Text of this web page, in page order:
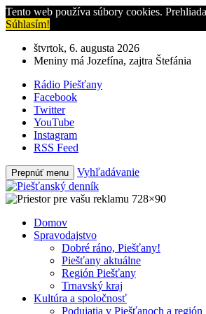
Tento web používa súbory cookies.
Súhlasím!
štvrtok, 6. augusta 2026
Meniny má Jozefína, zajtra Štefánia
Rádio Piešťany
Facebook
Twitter
YouTube
Instagram
RSS Feed
Prepnúť menu Vyhľadávanie
Domov
Spravodajstvo
Dobré ráno, Piešťany!
Piešťany aktuálne
Región Piešťany
Trnavský kraj
Kultúra a spoločnosť
Podujatia v Piešťanoch a región